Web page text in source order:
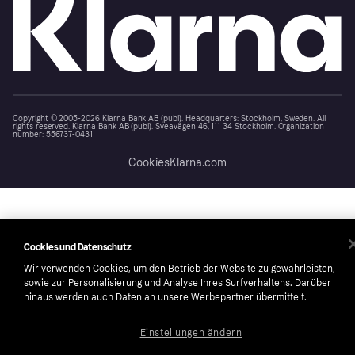
Copyright © 2005-2026 Klarna Bank AB (publ). Headquarters: Stockholm, Sweden. All
rights reserved. Klarna Bank AB (publ). Sveavägen 46, 111 34 Stockholm. Organization
number: 556737-0431
CookiesKlarna.com
Cookies und Datenschutz
Wir verwenden Cookies, um den Betrieb der Website zu gewährleisten,
sowie zur Personalisierung und Analyse Ihres Surfverhaltens. Darüber
hinaus werden auch Daten an unsere Werbepartner übermittelt.
Einstellungen ändern